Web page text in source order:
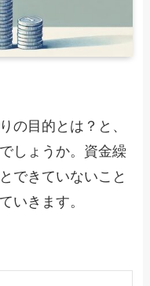
の目的とは？と、
しょうか。資金繰
できていないこと
いきます。